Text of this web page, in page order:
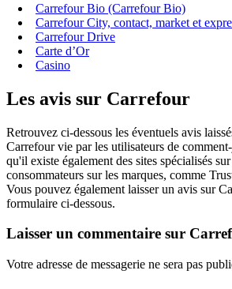
Carrefour Bio (Carrefour Bio)
Carrefour City, contact, market et
Carrefour Drive
Carte d’Or
Casino
Les avis sur Carrefour
Retrouvez ci-dessous les éventuels avis
Carrefour vie par les utilisateurs de
qu'il existe également des sites spécialisés
consommateurs sur les marques, comme
Vous pouvez également laisser un avis sur
formulaire ci-dessous.
Laisser un commentaire sur
Votre adresse de messagerie ne sera pas